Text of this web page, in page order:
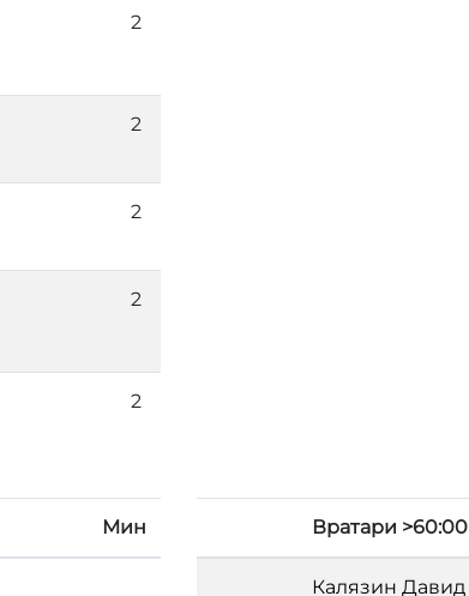
2
2
2
2
2
Мин Вратари >60:00
Калязин Давид